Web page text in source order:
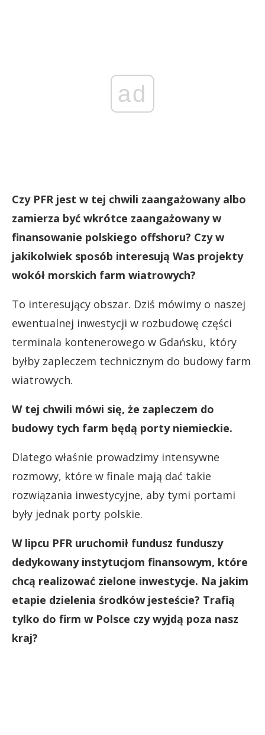
ad
Czy PFR jest w tej chwili zaangażowany albo
zamierza być wkrótce zaangażowany w
finansowanie polskiego offshoru? Czy w
jakikolwiek sposób interesują Was projekty
wokół morskich farm wiatrowych?
To interesujący obszar. Dziś mówimy o naszej
ewentualnej inwestycji w rozbudowę części
terminala kontenerowego w Gdańsku, który
byłby zapleczem technicznym do budowy farm
wiatrowych.
W tej chwili mówi się, że zapleczem do
budowy tych farm będą porty niemieckie.
Dlatego właśnie prowadzimy intensywne
rozmowy, które w finale mają dać takie
rozwiązania inwestycyjne, aby tymi portami
były jednak porty polskie.
W lipcu PFR uruchomił fundusz funduszy
dedykowany instytucjom finansowym, które
chcą realizować zielone inwestycje. Na jakim
etapie dzielenia środków jesteście? Trafią
tylko do firm w Polsce czy wyjdą poza nasz
kraj?